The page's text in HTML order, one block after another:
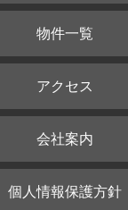
物件一覧
アクセス
会社案内
個人情報保護方針